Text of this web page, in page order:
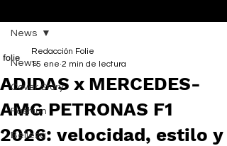
News
Cover Story
Fashion
Belleza
News
ADIDAS x MERCEDES-
AMG PETRONAS F1
2026: velocidad, estilo y
Redacción Folie
15 ene 2 min de lectura